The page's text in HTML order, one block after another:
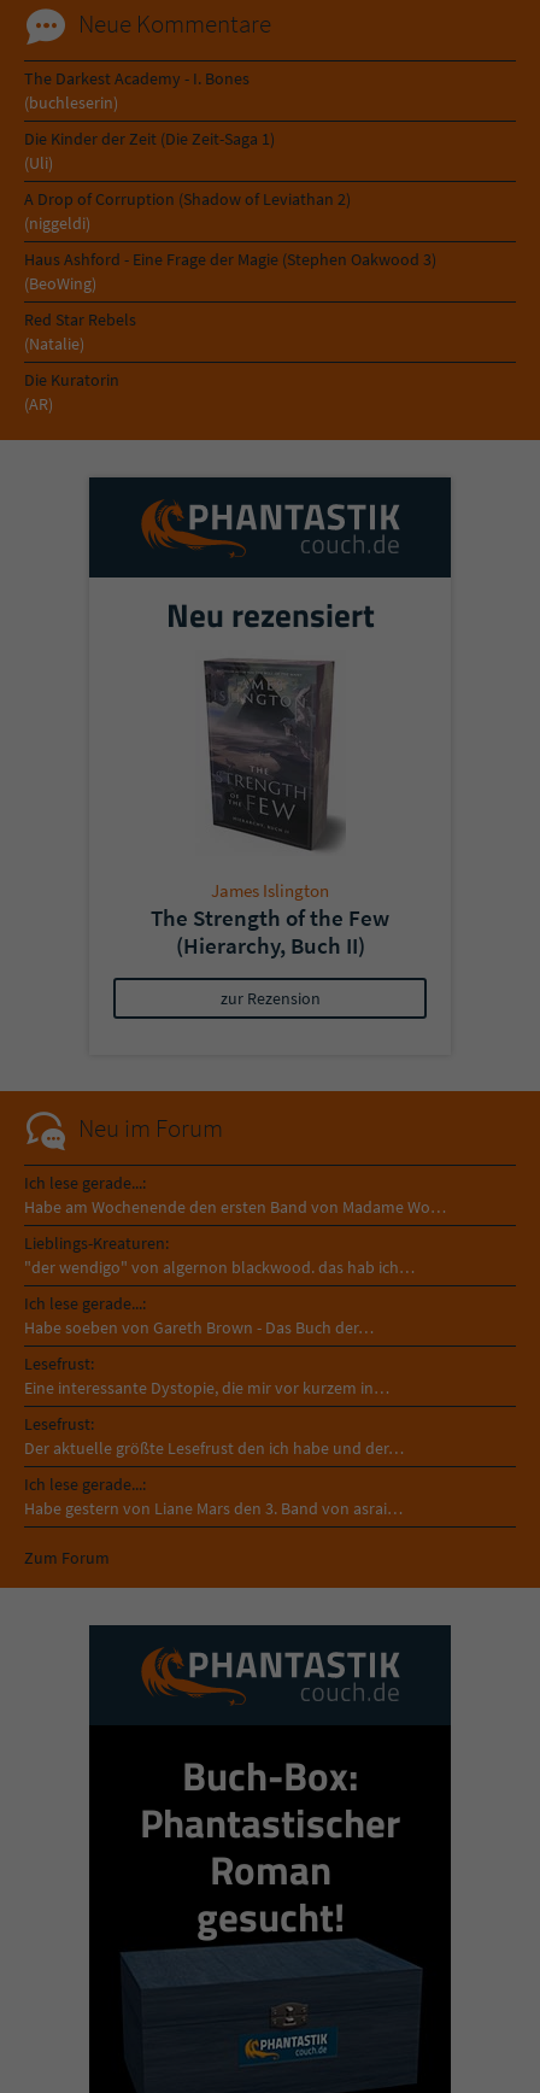
Neue Kommentare
The Darkest Academy - I. Bones
(buchleserin)
Die Kinder der Zeit (Die Zeit-Saga 1)
(Uli)
A Drop of Corruption (Shadow of Leviathan 2)
(niggeldi)
Haus Ashford - Eine Frage der Magie (Stephen Oakwood 3)
(BeoWing)
Red Star Rebels
(Natalie)
Die Kuratorin
(AR)
Neu rezensiert
James Islington
The Strength of the Few
(Hierarchy, Buch II)
zur Rezension
Neu im Forum
Ich lese gerade...:
Habe am Wochenende den ersten Band von Madame Wo…
Lieblings-Kreaturen:
"der wendigo" von algernon blackwood. das hab ich…
Ich lese gerade...:
Habe soeben von Gareth Brown - Das Buch der…
Lesefrust:
Eine interessante Dystopie, die mir vor kurzem in…
Lesefrust:
Der aktuelle größte Lesefrust den ich habe und der…
Ich lese gerade...:
Habe gestern von Liane Mars den 3. Band von asrai…
Zum Forum
Buch-Box:
Phantastischer
Roman
gesucht!